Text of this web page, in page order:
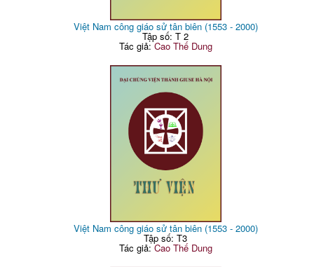
Việt Nam công giáo sử tân biên (1553 - 2000)
Tập số: T 2
Tác giả:Cao Thế Dung
Việt Nam công giáo sử tân biên (1553 - 2000)
Tập số: T3
Tác giả:Cao Thế Dung